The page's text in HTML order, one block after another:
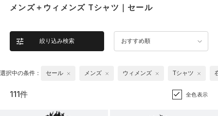
メンズ＋ウィメンズ Tシャツ｜セール
絞り込み検索 おすすめ順
選択中の条件： セール メンズ ウィメンズ Tシャツ
111件 全色表示